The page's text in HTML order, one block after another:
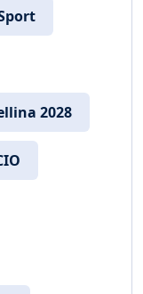
2028